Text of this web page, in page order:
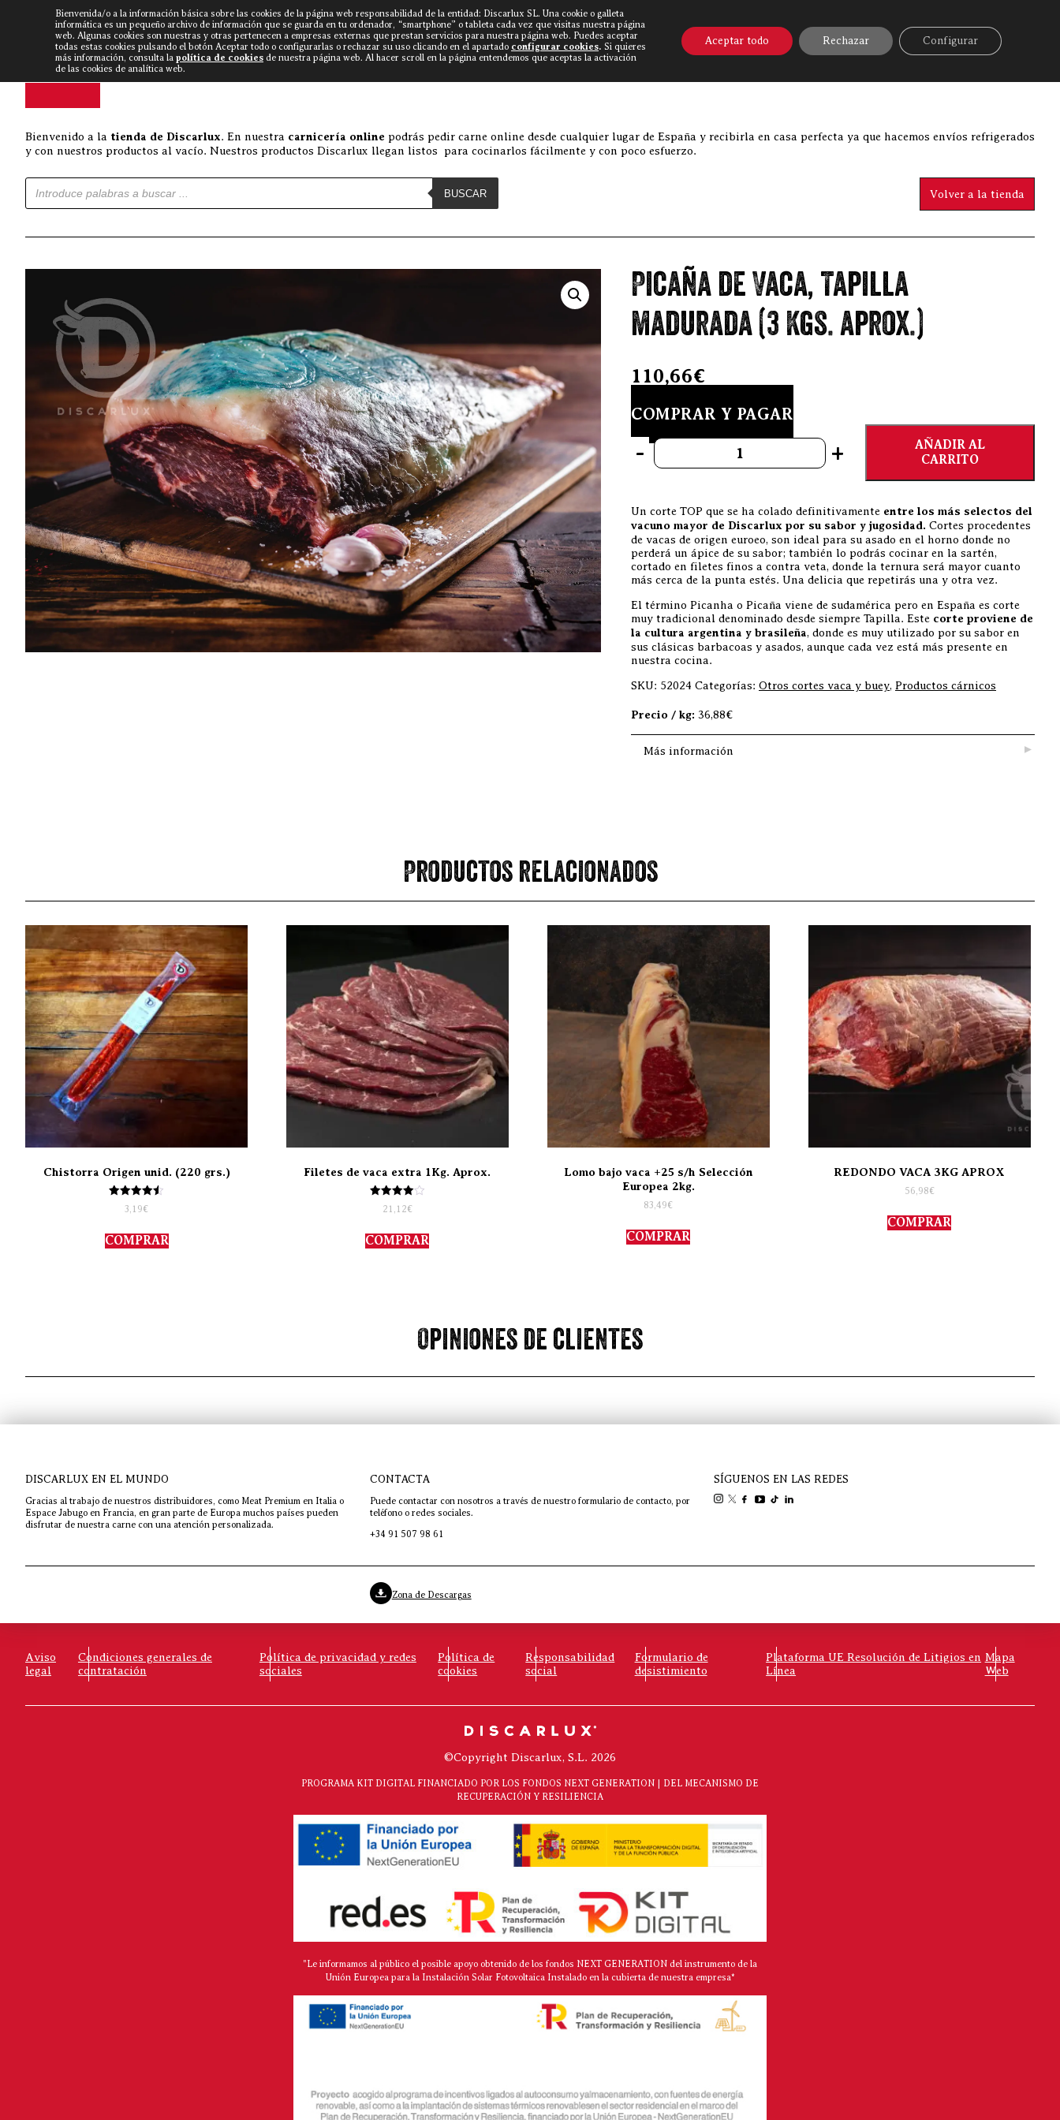
DISCARLUX▼ NOTICIAS VÍDEOS FISTERRA BOVINE WORLD▼ CONTACTO
Bienvenido a la tienda de Discarlux. En nuestra carnicería online podrás pedir carne online desde cualquier lugar de España y recibirla en casa perfecta ya que hacemos envíos refrigerados
y con nuestros productos al vacío. Nuestros productos Discarlux llegan listos para cocinarlos fácilmente y con poco esfuerzo.
Volver a la tienda
Búsqueda de productos
BUSCAR
Picaña de Vaca, Tapilla
madurada (3 Kgs. aprox.)
110,66€
COMPRAR Y PAGAR
- Picaña de Vaca, Tapilla madurada (3 Kgs. aprox.) cantidad
+
AÑADIR AL
CARRITO
Un corte TOP que se ha colado definitivamente entre los más selectos del
vacuno mayor de Discarlux por su sabor y jugosidad. Cortes procedentes
de vacas de origen euroeo, son ideal para su asado en el horno donde no
perderá un ápice de su sabor; también lo podrás cocinar en la sartén,
cortado en filetes finos a contra veta, donde la ternura será mayor cuanto
más cerca de la punta estés. Una delicia que repetirás una y otra vez.
El término Picanha o Picaña viene de sudamérica pero en España es corte
muy tradicional denominado desde siempre Tapilla. Este corte proviene de
la cultura argentina y brasileña, donde es muy utilizado por su sabor en
sus clásicas barbacoas y asados, aunque cada vez está más presente en
nuestra cocina.
SKU: 52024 Categorías: Otros cortes vaca y buey, Productos cárnicos
Precio / kg: 36,88€
Más información
Productos relacionados
Chistorra Origen unid. (220 grs.)
Valorado
con
de 5
3,19€
COMPRAR
Filetes de vaca extra 1Kg. Aprox.
Valorado
con
de 5
21,12€
COMPRAR
Lomo bajo vaca +25 s/h Selección
Europea 2kg.
83,49€
COMPRAR
REDONDO VACA 3KG APROX
56,98€
COMPRAR
Opiniones de clientes
DISCARLUX EN EL MUNDO
Gracias al trabajo de nuestros distribuidores, como Meat Premium en Italia o
Espace Jabugo en Francia, en gran parte de Europa muchos países pueden
disfrutar de nuestra carne con una atención personalizada.
CONTACTA
Puede contactar con nosotros a través de nuestro formulario de contacto, por
teléfono o redes sociales.
+34 91 507 98 61
SÍGUENOS EN LAS REDES
Zona de Descargas
Aviso
legal
Condiciones generales de
contratación
Política de privacidad y redes
sociales
Política de
cookies
Responsabilidad
social
Formulario de
desistimiento
Plataforma UE Resolución de Litigios en
Línea
Mapa
Web
©Copyright Discarlux, S.L. 2026
PROGRAMA KIT DIGITAL FINANCIADO POR LOS FONDOS NEXT GENERATION | DEL MECANISMO DE
RECUPERACIÓN Y RESILIENCIA
"Le informamos al público el posible apoyo obtenido de los fondos NEXT GENERATION del instrumento de la
Unión Europea para la Instalación Solar Fotovoltaica Instalado en la cubierta de nuestra empresa*
Bienvenida/o a la información básica sobre las cookies de la página web responsabilidad de la entidad: Discarlux SL. Una cookie o galleta
informática es un pequeño archivo de información que se guarda en tu ordenador, “smartphone” o tableta cada vez que visitas nuestra página
web. Algunas cookies son nuestras y otras pertenecen a empresas externas que prestan servicios para nuestra página web. Puedes aceptar
todas estas cookies pulsando el botón Aceptar todo o configurarlas o rechazar su uso clicando en el apartado configurar cookies. Si quieres
más información, consulta la política de cookies de nuestra página web. Al hacer scroll en la página entendemos que aceptas la activación
de las cookies de analítica web.
Aceptar todo Rechazar Configurar